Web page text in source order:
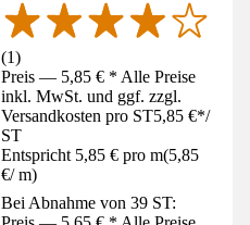
(1)
Preis — 5,85 € * Alle Preise
inkl. MwSt. und ggf. zzgl.
Versandkosten pro ST5,85 €*/
ST
Entspricht 5,85 € pro m(5,85
€/ m)
Bei Abnahme von 39 ST: